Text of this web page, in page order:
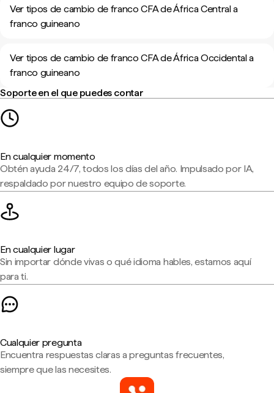
Ver tipos de cambio de franco CFA de África Central a
franco guineano
Ver tipos de cambio de franco CFA de África Occidental a
franco guineano
Soporte en el que puedes contar
En cualquier momento
Obtén ayuda 24/7, todos los días del año. Impulsado por IA,
respaldado por nuestro equipo de soporte.
En cualquier lugar
Sin importar dónde vivas o qué idioma hables, estamos aquí
para ti.
Cualquier pregunta
Encuentra respuestas claras a preguntas frecuentes,
siempre que las necesites.